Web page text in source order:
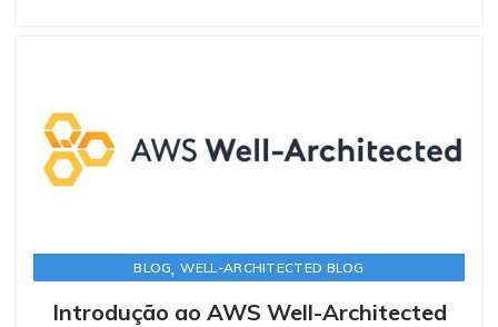
BLOG,WELL-ARCHITECTED BLOG
Introdução ao AWS Well-Architected